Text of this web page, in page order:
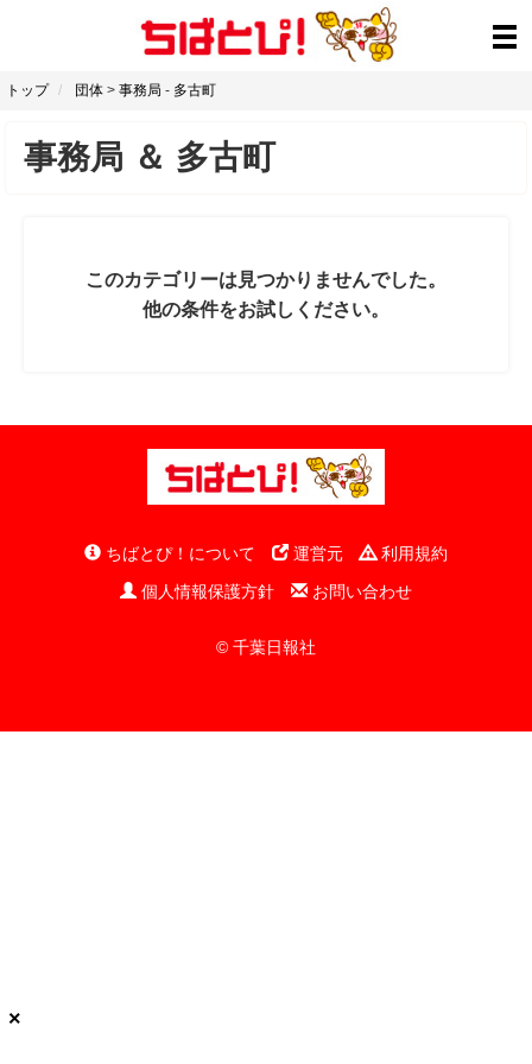
トップ 団体 > 事務局 - 多古町
事務局 ＆ 多古町
このカテゴリーは見つかりませんでした。
他の条件をお試しください。
ちばとぴ！について 運営元
利用規約
個人情報保護方針
お問い合わせ
© 千葉日報社
×